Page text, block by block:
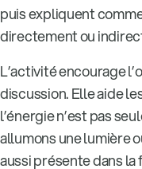
puis expliquent
directement ou
L’activité encourage
discussion. Elle aide
l’énergie n’est pas
allumons une lumière
aussi présente dans